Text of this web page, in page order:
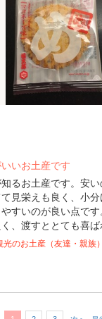
いお土産です
るお土産です。安
見栄えも良く、小
すいのが良い点で
、渡すととても喜ば
光のお土産（友達・親族）